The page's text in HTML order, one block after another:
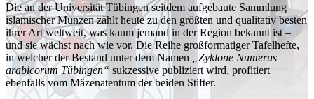
Die an der Universität Tübingen seitdem aufgebaute Sammlung
islamischer Münzen zählt heute zu den größten und qualitativ besten
ihrer Art weltweit, was kaum jemand in der Region bekannt ist –
und sie wächst nach wie vor. Die Reihe großformatiger Tafelhefte,
in welcher der Bestand unter dem Namen
„Zyklone Numerus
arabicorum Tübingen“ sukzessive publiziert wird, profitiert
ebenfalls vom Mäzenatentum der beiden Stifter.